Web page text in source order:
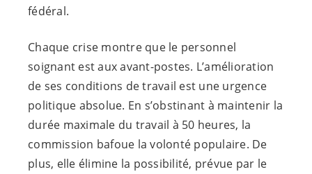
fédéral.
Chaque crise montre que le personnel
soignant est aux avant-postes. L’amélioration
de ses conditions de travail est une urgence
politique absolue. En s’obstinant à maintenir la
durée maximale du travail à 50 heures, la
commission bafoue la volonté populaire. De
plus, elle élimine la possibilité, prévue par le